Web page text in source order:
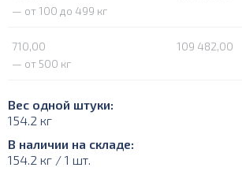
— от 100 до 499 кг
710,00
109 482,00
— от 500 кг
Вес одной штуки:
154.2 кг
В наличии на складе:
154.2 кг / 1 шт.